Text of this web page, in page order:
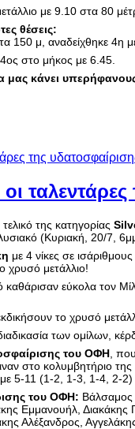
με 9.10 στα 80
θέσεις:
150 μ, αναδείχθηκε 4η
στο μήκος με 6.45.
μας κάνει
της κατηγορίας
(Κυριακή, 20/7,
με 4 νίκες σε
χρυσό μετάλλιο!
καθάρισαν εύκολα τον
το χρυσό
των ομίλων,
του ΟΦΗ ,
στο κολυμβητήριο
5-11 (1-2, 1-3, 1-4, 2-2)
του ΟΦΗ: Βάλσαμος
Εμμανουήλ,
Αλέξανδρος,